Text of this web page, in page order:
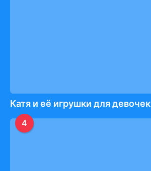
Катя и её игрушки для девочек
4